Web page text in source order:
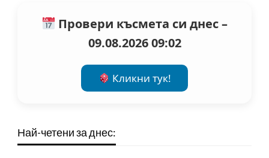
Провери късмета си днес –
09.08.2026 09:02
Кликни тук!
Най-четени за днес: